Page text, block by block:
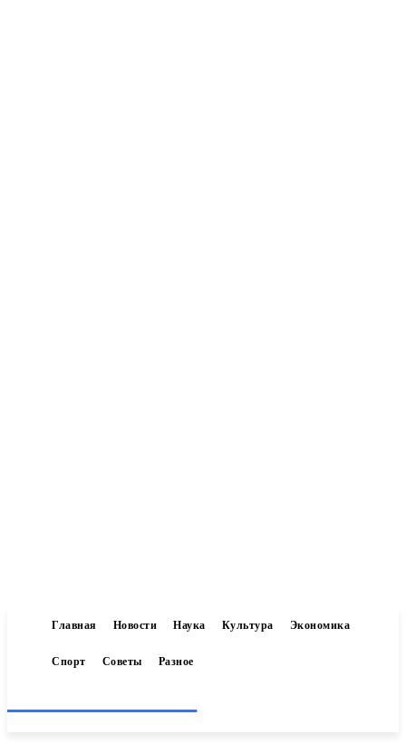
Главная Новости Наука Культура Экономика
Спорт Советы Разное